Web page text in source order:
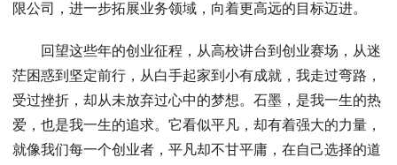
限公司，进一步拓展业务领域，向着更高远的目标迈进。
回望这些年的创业征程，从高校讲台到创业赛场，从迷
茫困惑到坚定前行，从白手起家到小有成就，我走过弯路，
受过挫折，却从未放弃过心中的梦想。石墨，是我一生的热
爱，也是我一生的追求。它看似平凡，却有着强大的力量，
就像我们每一个创业者，平凡却不甘平庸，在自己选择的道